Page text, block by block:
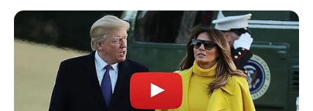
Το κατοικίδιο είχε απομακρυνθεί αρκετά από